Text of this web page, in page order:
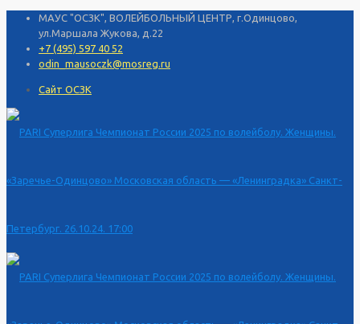
МАУС "ОСЗК", ВОЛЕЙБОЛЬНЫЙ ЦЕНТР, г.Одинцово,
ул.Маршала Жукова, д.22
+7 (495) 597 40 52
odin_mausoczk@mosreg.ru
Сайт ОСЗК